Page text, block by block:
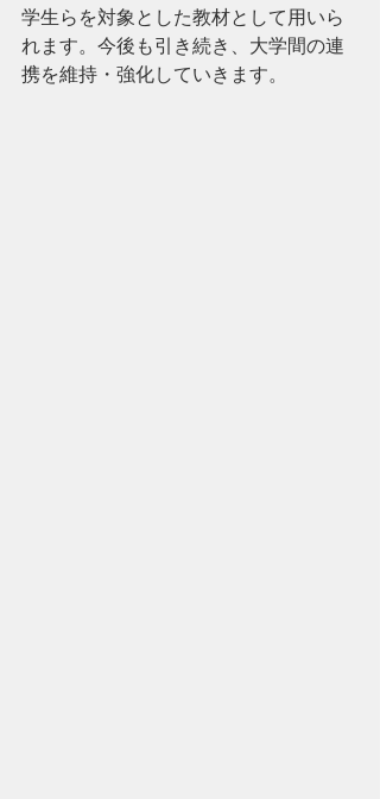
学生らを対象とした教材として用いら
れます。今後も引き続き、大学間の連
携を維持・強化していきます。